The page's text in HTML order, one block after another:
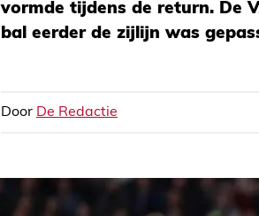
vormde tijdens de return. De
bal eerder de zijlijn was
Door De Redactie